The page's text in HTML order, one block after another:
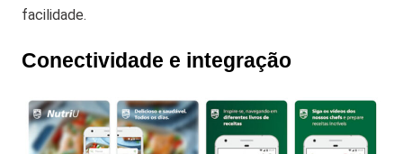
facilidade.
Conectividade e integração